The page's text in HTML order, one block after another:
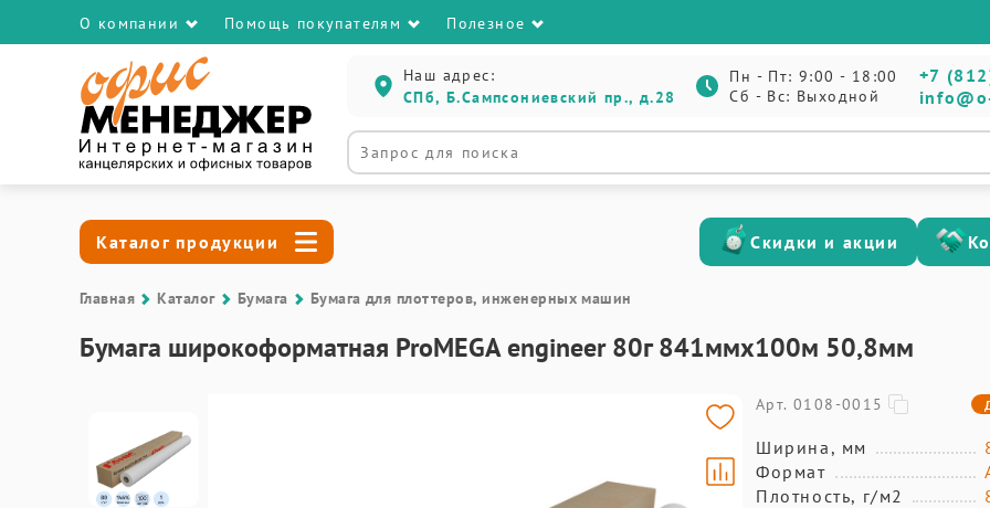
О компании Помощь покупателям Полезное
Наш адрес:
СПб, Б.Сампсониевский пр., д.28
Пн - Пт: 9:00 - 18:00
Сб - Вс: Выходной
+7
Каталог продукции Скидки и акции
Главная Каталог Бумага Бумага для плоттеров, инженерных машин
Бумага широкоформатная ProMEGA engineer 80г 841ммх100м 50,8мм
Арт. 0108-0015
Ширина, мм
Формат
Плотность, г/м2